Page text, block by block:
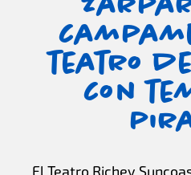
teatro
con
El Teatro Richey